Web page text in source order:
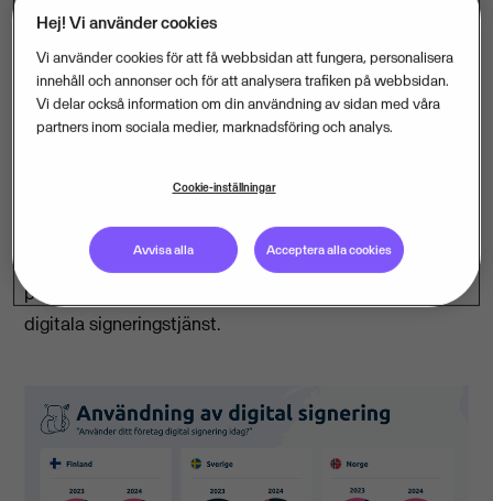
I Norden växer trenden med digital signering och
dokumenthantering, särskilt i Sverige där tillväxten nu
går snabbare än i många länder. En ökning på 20,5
procent jämfört med föregående år innebär att 47
använder digital signering. De som ännu inte hoppat
på tåget planerar att göra det inom de kommande 6-12
månaderna. Bland nordiska företag är Visma Sign ett
populärt val, valt av upp till 20 procent för deras
digitala signeringstjänst.
Hej! Vi använder cookies
Vi använder cookies för att få webbsidan att fungera, personalisera
innehåll och annonser och för att analysera trafiken på webbsidan.
Vi delar också information om din användning av sidan med våra
partners inom sociala medier, marknadsföring och analys.
Cookie-inställningar
Avvisa alla Acceptera alla cookies